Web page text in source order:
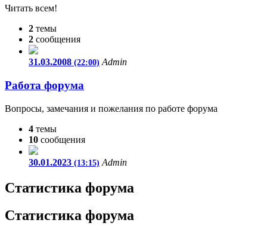
Читать всем!
2 темы
2 сообщения
31.03.2008 (22:00) Admin
Работа форума
Вопросы, замечания и пожелания по работе форума
4 темы
10 сообщения
30.01.2023 (13:15) Admin
Статистика форума
Статистика форума